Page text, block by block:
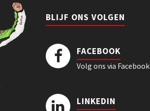
BLIJF ONS VOLGEN
FACEBOOK
Volg ons via Facebook
LINKEDIN